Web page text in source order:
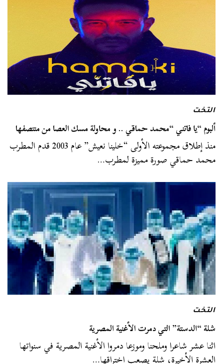
التخت
ألبوم “يا فاتني “محمد حماقي .. و محاولة مسك العصا من منتصفها
منذ إطلاق مجموعته الأولى “خلينا نعيش” عام 2003 قدم المطرب
محمد حماقي صورة مميزة لمطرب…
التخت
شلة “الدستة” التي دمرت الأغنية المصرية
اثنا عشر شاعرا وملحنا وموزعا دمروا الأغنية المصرية في سنواتها
العشرة الأخيرة، شلة يصعب اختراقها…